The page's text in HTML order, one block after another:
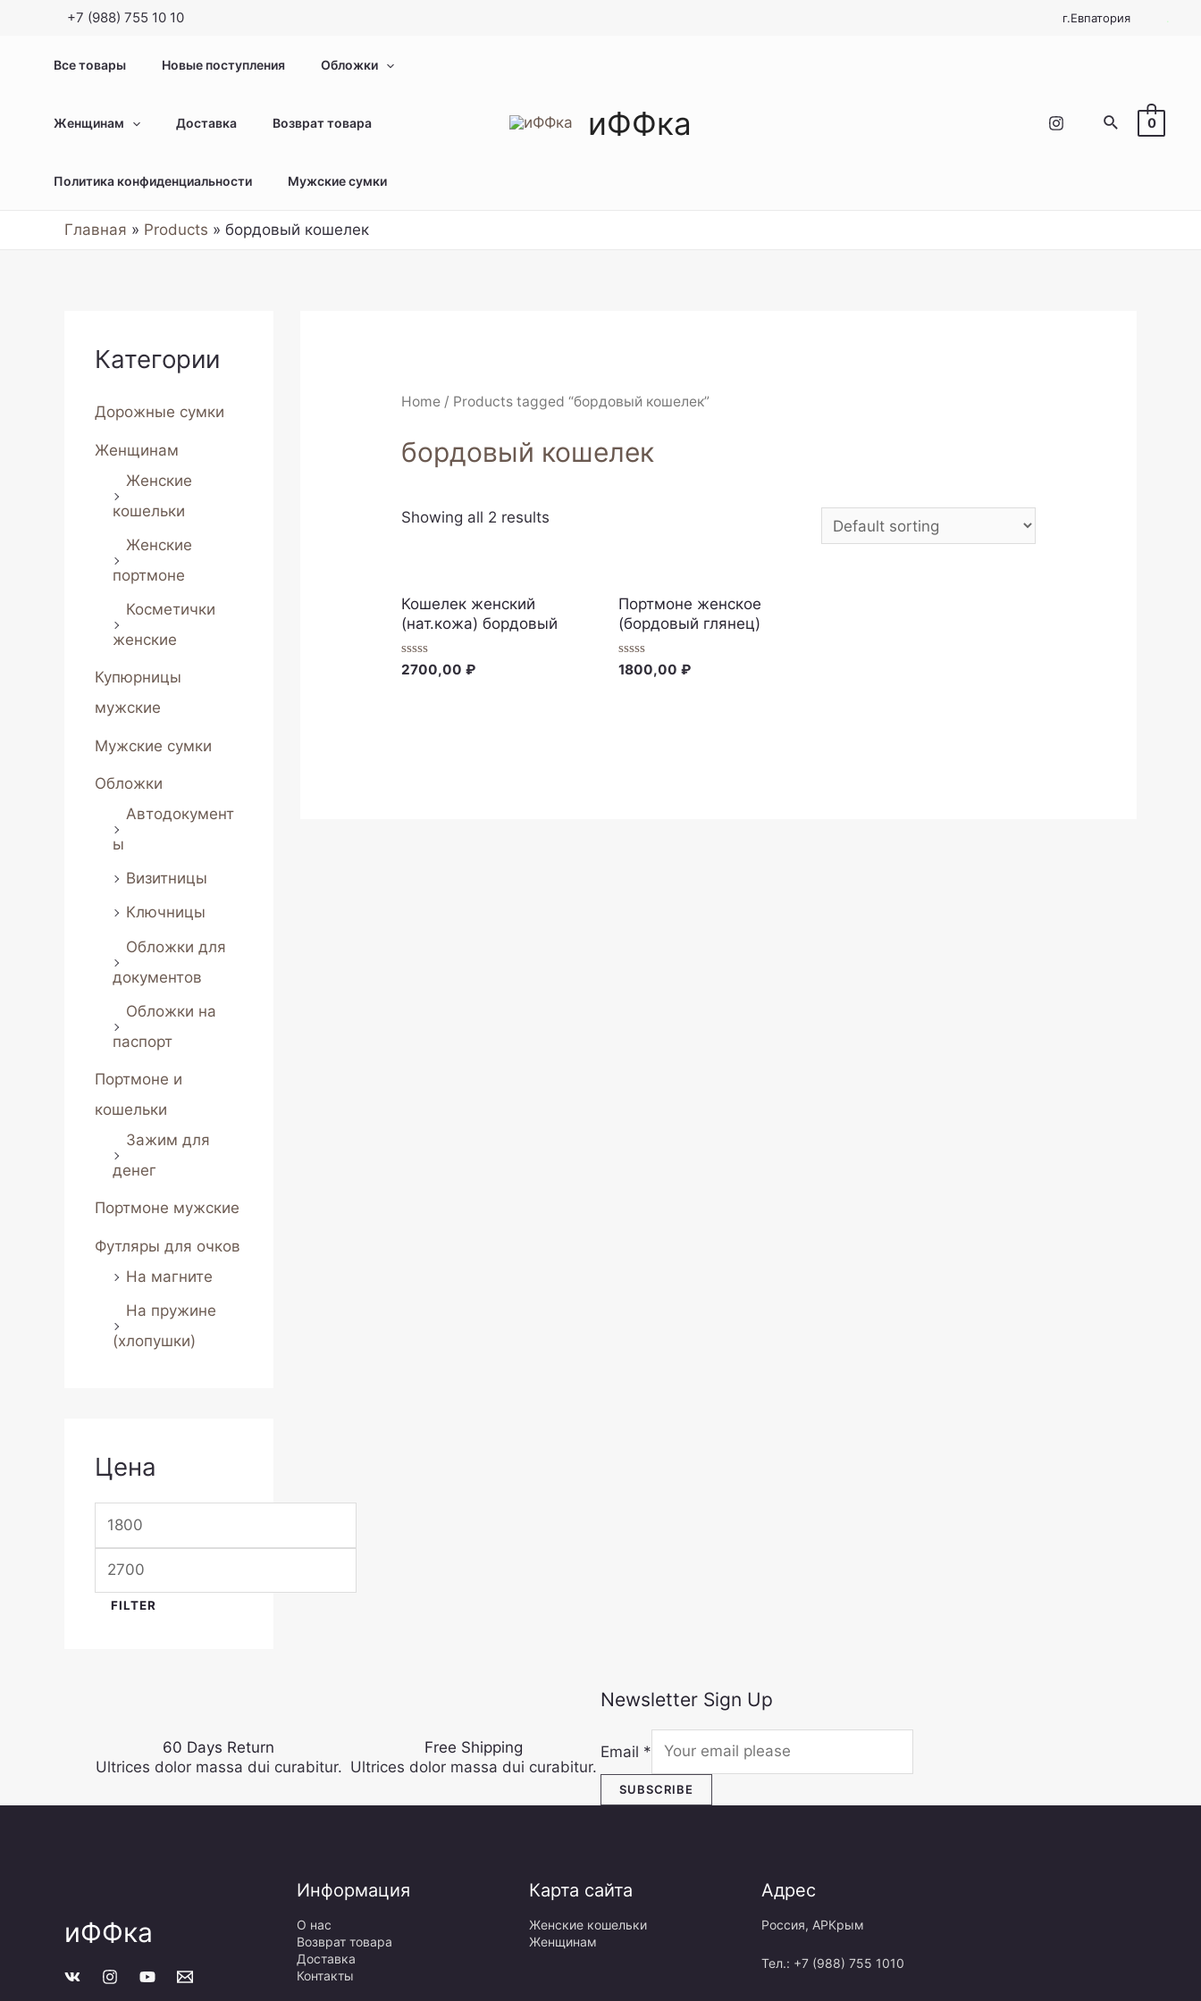
+7 (988) 755 10 10 г.Евпатория
Все товары Новые поступления Обложки
Женщинам Доставка Возврат товара
Политика конфиденциальности Мужские сумки
иФФка 0
Главная Products бордовый кошелек
Категории
Дорожные сумки
Женщинам
Женские
кошельки
Женские
портмоне
Косметички
женские
Купюрницы
мужские
Мужские сумки
Обложки
Автодокумент
ы
Визитницы
Ключницы
Обложки для
документов
Обложки на
паспорт
Портмоне и
кошельки
Зажим для
денег
Портмоне мужские
Футляры для очков
На магните
На пружине
(хлопушки)
Цена
FILTER
Home / Products tagged “бордовый кошелек”
бордовый кошелек
Showing all 2 results
Кошелек женский
(нат.кожа) бордовый
Rated
2700,00₽
Портмоне женское
(бордовый глянец)
Rated
1800,00₽
60 Days Return
Ultrices dolor massa dui curabitur.
Free Shipping
Ultrices dolor massa dui curabitur.
Newsletter Sign Up
Email *
SUBSCRIBE
иФФка
Информация
О нас
Возврат товара
Доставка
Контакты
Карта сайта
Женские кошельки
Женщинам
Адрес
Россия, АРКрым
Тел.: +7 (988) 755 1010